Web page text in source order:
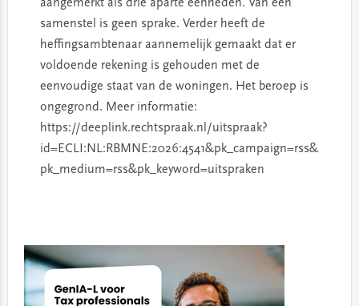
aangemerkt als drie aparte eenheden. Van een
samenstel is geen sprake. Verder heeft de
heffingsambtenaar aannemelijk gemaakt dat er
voldoende rekening is gehouden met de
eenvoudige staat van de woningen. Het beroep is
ongegrond. Meer informatie:
https://deeplink.rechtspraak.nl/uitspraak?
id=ECLI:NL:RBMNE:2026:4541&pk_campaign=rss&
pk_medium=rss&pk_keyword=uitspraken
Sidebar